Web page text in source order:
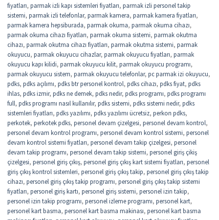
fiyatları, parmak izli kapı sistemleri fiyatları, parmak izli personel takip
sistemi, parmak izli telefonlar, parmak kamera, parmak kamera fiyatları,
parmak kamera hepsiburada, parmak okuma, parmak okuma cihazı,
parmak okuma cihazı fiyatları, parmak okuma sistemi, parmak okutma
cihazı, parmak okutma cihazı fiyatları, parmak okutma sistemi, parmak
okuyucu, parmak okuyucu cihazlar, parmak okuyucu fiyatları, parmak
okuyucu kapı kilidi, parmak okuyucu kilit, parmak okuyucu programı,
parmak okuyucu sistem, parmak okuyucu telefonlar, pc parmak izi okuyucu,
pdks, pdks açılımı, pdks btr personel kontrol, pdks cihazı, pdks fiyat, pdks
ihlas, pdks izmir, pdks ne demek, pdks nedir, pdks programı, pdks programı
full, pdks programı nasıl kullanılır, pdks sistemi, pdks sistemi nedir, pdks
sistemleri fiyatları, pdks yazılımı, pdks yazılımı ücretsiz, perkon pdks,
perkotek, perkotek pdks, personel devam çizelgesi, personel devam kontrol,
personel devam kontrol programı, personel devam kontrol sistemi, personel
devam kontrol sistemi fiyatları, personel devam takip çizelgesi, personel
devam takip programı, personel devam takip sistemi, personel giriş çikiş
çizelgesi, personel giriş çıkış, personel giriş çıkış kart sistemi fiyatları, personel
giriş çıkış kontrol sistemleri, personel giriş çıkış takip, personel giriş çıkış takip
cihazı, personel giriş çıkış takip programı, personel giriş çıkış takip sistemi
fiyatları, personel giriş kartı, personel giriş sistemi, personel izin takip,
personel izin takip programı, personel izleme programı, personel kart,
personel kart basma, personel kart basma makinası, personel kart basma